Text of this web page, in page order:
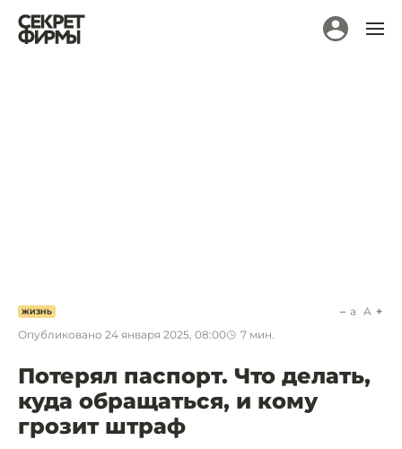
ЖИЗНЬ
Опубликовано 24 января 2025, 08:00 7 мин.
a A
Потерял паспорт. Что делать,
куда обращаться, и кому
грозит штраф